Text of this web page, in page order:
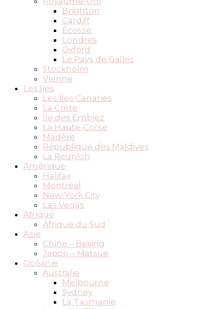
Brighton
Cardiff
Écosse
Londres
Oxford
Le Pays de Galles
Stockholm
Vienne
Les îles
Les Îles Canaries
La Crète
Île des Embiez
La Haute-Corse
Madère
République des Maldives
La Réunion
Amérique
Halifax
Montréal
New-York City
Las Vegas
Afrique
Afrique du Sud
Asie
Chine – Beijing
Japon – Matsue
Océanie
Australie
Melbourne
Sydney
La Tasmanie